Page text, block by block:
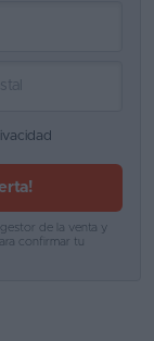
de la venta y
confirmar tu